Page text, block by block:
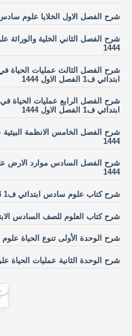
شرح الفصل الاول الخلايا علوم سادس ابتدائي ف1
1444
شرح الفصل الثالث عمليات الحياة
ابتدائي ف1 الفصل الاول 1444
شرح الفصل الرابع عمليات الحياة
ابتدائي ف1 الفصل الاول 1444
1444
1444
شرح كتاب علوم سادس ابتدائي ف1 1444
شرح كتاب العلوم للصف السادس
شرح الوحدة الأولى تنوع الحياة
شرح الوحدة الثانية عمليات